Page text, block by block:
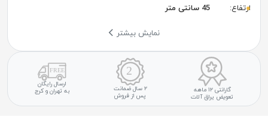
ارتفاع:
45 سانتی متر
نمایش بیشتر
گارانتی ۱۲ ماهه
تعویض یراق آلات
۲ سال ضمانت
پس از فروش
ارسال رایگان
به تهران و کرج